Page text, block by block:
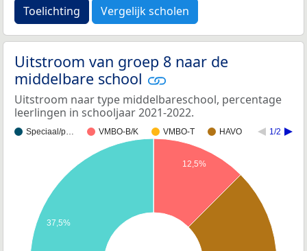
Toelichting Vergelijk scholen
Uitstroom van groep 8 naar de
middelbare school
Uitstroom naar type middelbareschool, percentage
leerlingen in schooljaar 2021-2022.
Speciaal/p… VMBO-B/K VMBO-T HAVO 1/2
12,5%
37,5%